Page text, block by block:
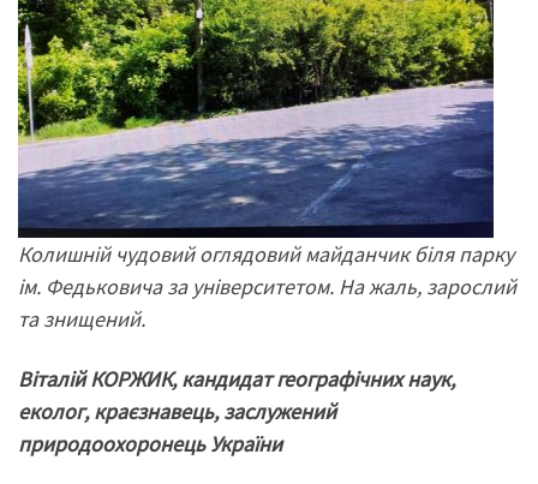
Колишній чудовий оглядовий майданчик біля парку
ім. Федьковича за університетом. На жаль, зарослий
та знищений.
Віталій КОРЖИК, кандидат географічних наук,
еколог, краєзнавець, заслужений
природоохоронець України